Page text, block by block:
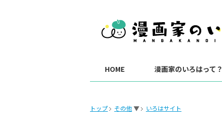
HOME 漫画家のいろはって？
トップ その他▼ いろはサイト